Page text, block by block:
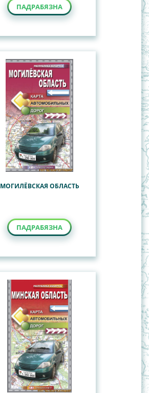
ПАДРАБЯЗНА
МОГИЛЁВСКАЯ ОБЛАСТЬ
ПАДРАБЯЗНА